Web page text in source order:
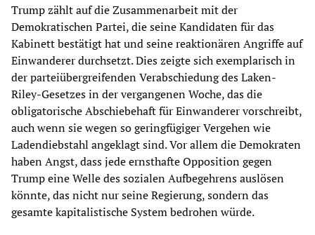
Trump zählt auf die Zusammenarbeit mit der
Demokratischen Partei, die seine Kandidaten für das
Kabinett bestätigt hat und seine reaktionären Angriffe auf
Einwanderer durchsetzt. Dies zeigte sich exemplarisch in
der parteiübergreifenden Verabschiedung des Laken-
Riley-Gesetzes in der vergangenen Woche, das die
obligatorische Abschiebehaft für Einwanderer vorschreibt,
auch wenn sie wegen so geringfügiger Vergehen wie
Ladendiebstahl angeklagt sind. Vor allem die Demokraten
haben Angst, dass jede ernsthafte Opposition gegen
Trump eine Welle des sozialen Aufbegehrens auslösen
könnte, das nicht nur seine Regierung, sondern das
gesamte kapitalistische System bedrohen würde.